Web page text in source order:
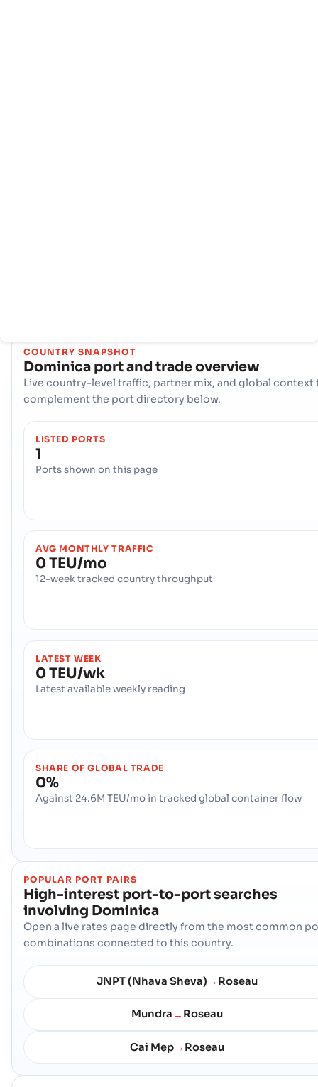
COUNTRY SNAPSHOT
Dominica port and trade overview
Live country-level traffic, partner mix, and global context
complement the port directory below.
LISTED PORTS
1
Ports shown on this page
AVG MONTHLY TRAFFIC
0 TEU/mo
12-week tracked country throughput
LATEST WEEK
0 TEU/wk
Latest available weekly reading
SHARE OF GLOBAL TRADE
0%
Against 24.6M TEU/mo in tracked global container flow
POPULAR PORT PAIRS
High-interest port-to-port searches
involving Dominica
Open a live rates page directly from the most common
combinations connected to this country.
JNPT (Nhava Sheva) → Roseau
Mundra → Roseau
Cai Mep→ Roseau